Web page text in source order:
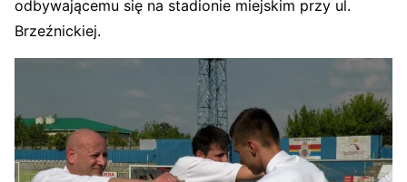
odbywającemu się na stadionie miejskim przy ul.
Brzeźnickiej.